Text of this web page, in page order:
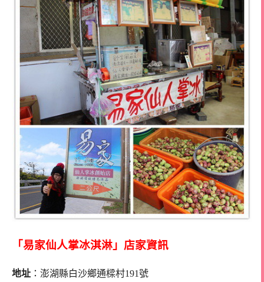
「易家仙人掌冰淇淋 」店家資訊
地址 ：澎湖縣白沙鄉通樑村191號